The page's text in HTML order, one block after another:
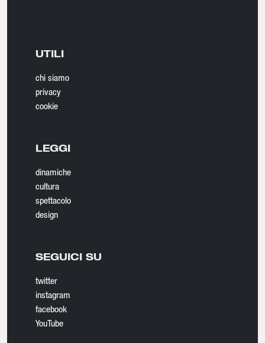
UTILI
chi siamo
privacy
cookie
LEGGI
dinamiche
cultura
spettacolo
design
SEGUICI SU
twitter
instagram
facebook
YouTube